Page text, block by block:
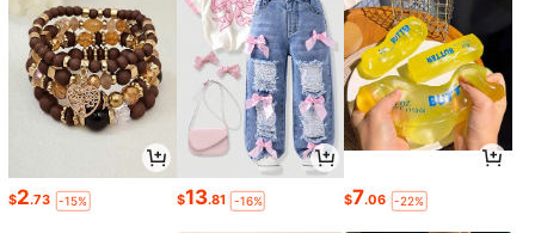
$2.73 -15% $13.81 -16% $7.06 -22%